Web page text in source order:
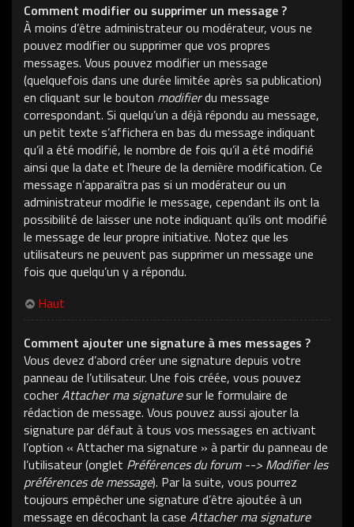
Comment modifier ou supprimer un message ?
À moins d’être administrateur ou modérateur, vous ne
pouvez modifier ou supprimer que vos propres
messages. Vous pouvez modifier un message
(quelquefois dans une durée limitée après sa publication)
en cliquant sur le bouton modifierdu message
correspondant. Si quelqu’un a déjà répondu au message,
un petit texte s’affichera en bas du message indiquant
qu’il a été modifié, le nombre de fois qu’il a été modifié
ainsi que la date et l’heure de la dernière modification. Ce
message n’apparaîtra pas si un modérateur ou un
administrateur modifie le message, cependant ils ont la
possibilité de laisser une note indiquant qu’ils ont modifié
le message de leur propre initiative. Notez que les
utilisateurs ne peuvent pas supprimer un message une
fois que quelqu’un y a répondu.
Haut
Comment ajouter une signature à mes messages ?
Vous devez d’abord créer une signature depuis votre
panneau de l’utilisateur. Une fois créée, vous pouvez
cocherAttacher ma signaturesur le formulaire de
rédaction de message. Vous pouvez aussi ajouter la
signature par défaut à tous vos messages en activant
l’option « Attacher ma signature » à partir du panneau de
l’utilisateur (onglet Préférences du forum --> Modifier les
préférences de message). Par la suite, vous pourrez
toujours empêcher une signature d’être ajoutée à un
message en décochant la case Attacher ma signature